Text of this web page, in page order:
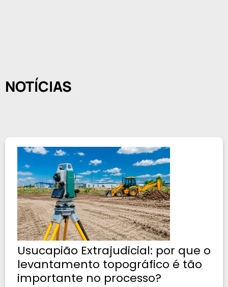
NOTÍCIAS
Usucapião Extrajudicial: por que o
levantamento topográfico é tão
importante no processo?